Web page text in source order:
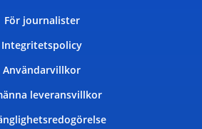
För journalister
Integritetspolicy
Användarvillkor
leveransvillkor